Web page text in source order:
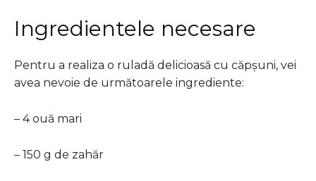
Ingredientele necesare
Pentru a realiza o ruladă delicioasă cu căpșuni, vei
avea nevoie de următoarele ingrediente:
– 4 ouă mari
– 150 g de zahăr